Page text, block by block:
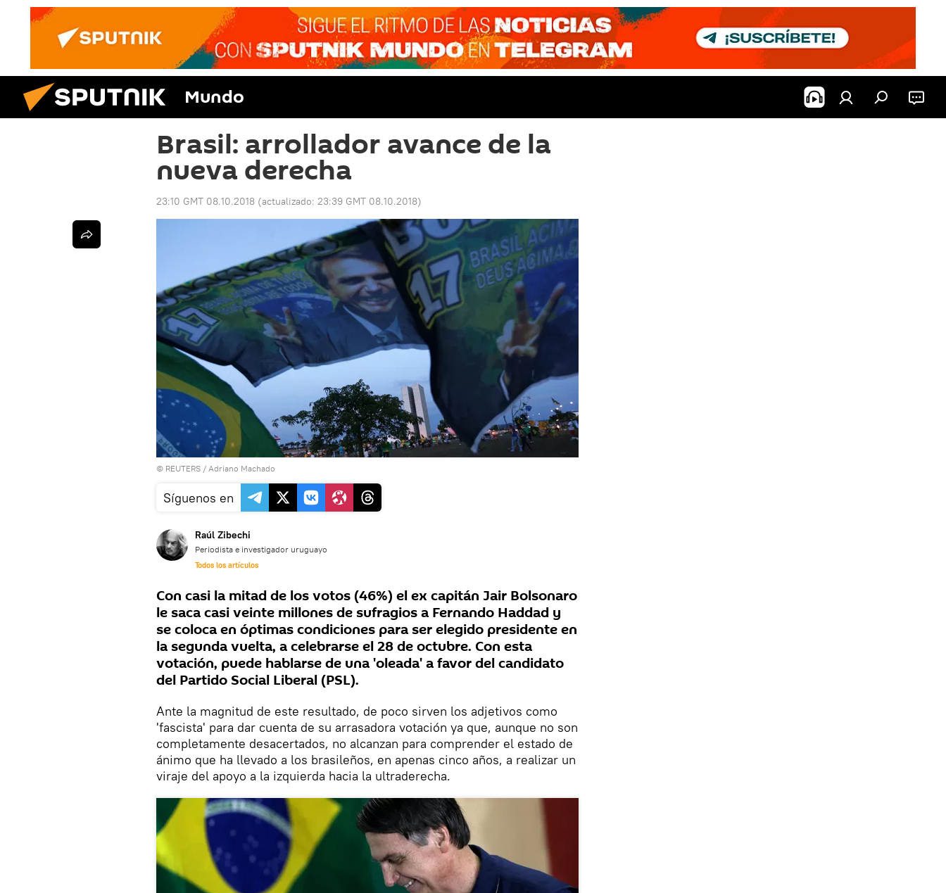
Mundo
Brasil: arrollador avance de la
nueva derecha
23:10 GMT 08.10.2018 (actualizado: 23:39 GMT 08.10.2018)
© REUTERS / Adriano Machado
Síguenos en
Raúl Zibechi
Periodista e investigador uruguayo
Todos los artículos
Con casi la mitad de los votos (46%) el ex capitán Jair Bolsonaro
le saca casi veinte millones de sufragios a Fernando Haddad y
se coloca en óptimas condiciones para ser elegido presidente en
la segunda vuelta, a celebrarse el 28 de octubre. Con esta
votación, puede hablarse de una 'oleada' a favor del candidato
del Partido Social Liberal (PSL).
Ante la magnitud de este resultado, de poco sirven los adjetivos como
'fascista' para dar cuenta de su arrasadora votación ya que, aunque no son
completamente desacertados, no alcanzan para comprender el estado de
ánimo que ha llevado a los brasileños, en apenas cinco años, a realizar un
viraje del apoyo a la izquierda hacia la ultraderecha.